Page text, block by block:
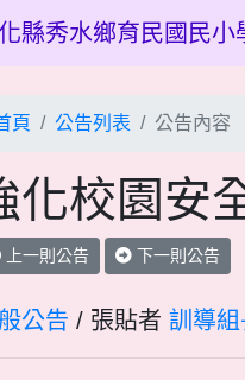
縣秀水鄉育民國民小
頁 公告列表 公告內容
化校園安
上一則公告 下一則公告
公告 / 張貼者 訓導組